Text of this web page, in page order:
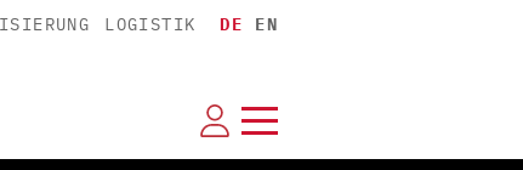
LOGISTIK DE EN